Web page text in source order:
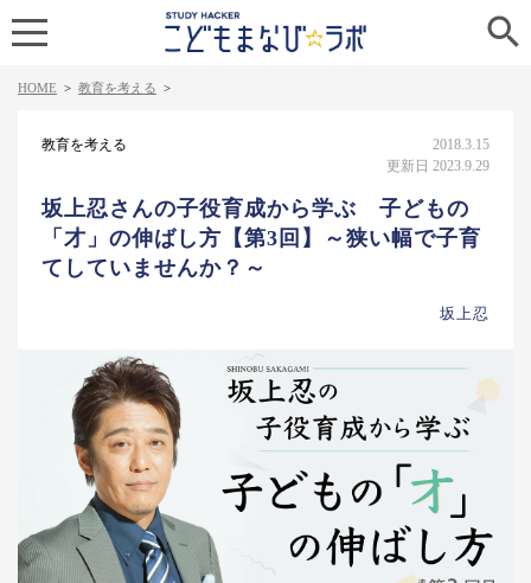

HOME > 教育を考える >
教育を考える
2018.3.15
更新日 2023.9.29
坂上忍さんの子役育成から学ぶ 子どもの
「才」の伸ばし方【第3回】～狭い幅で子育
てしていませんか？～
坂上忍